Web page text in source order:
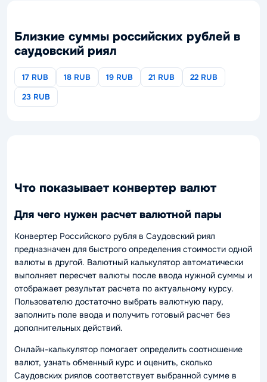
Близкие суммы российских рублей в
саудовский риял
17 RUB 18 RUB 19 RUB 21 RUB
22 RUB
23 RUB
Что показывает конвертер валют
Для чего нужен расчет валютной пары
Конвертер Российского рубля в Саудовский риял
предназначен для быстрого определения стоимости одной
валюты в другой. Валютный калькулятор автоматически
выполняет пересчет валюты после ввода нужной суммы и
отображает результат расчета по актуальному курсу.
Пользователю достаточно выбрать валютную пару,
заполнить поле ввода и получить готовый расчет без
дополнительных действий.
Онлайн-калькулятор помогает определить соотношение
валют, узнать обменный курс и оценить, сколько
Саудовских риялов соответствует выбранной сумме в